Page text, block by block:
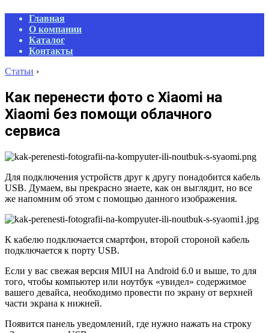
Primary
Navigation
Menu
Главная
О компании
Каталог
Контакты
Статьи ›
Как перенести фото с Xiaomi на
Xiaomi без помощи облачного
сервиса
Для подключения устройств друг к другу понадобится кабель
USB. Думаем, вы прекрасно знаете, как он выглядит, но все
же напомним об этом с помощью данного изображения.
К кабелю подключается смартфон, второй стороной кабель
подключается к порту USB.
Если у вас свежая версия MIUI на Android 6.0 и выше, то для
того, чтобы компьютер или ноутбук «увидел» содержимое
вашего девайса, необходимо провести по экрану от верхней
части экрана к нижней.
Появится панель уведомлений, где нужно нажать на строку